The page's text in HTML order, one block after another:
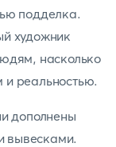
подделка.
художник
насколько
и реальностью.
дополнены
вывесками.